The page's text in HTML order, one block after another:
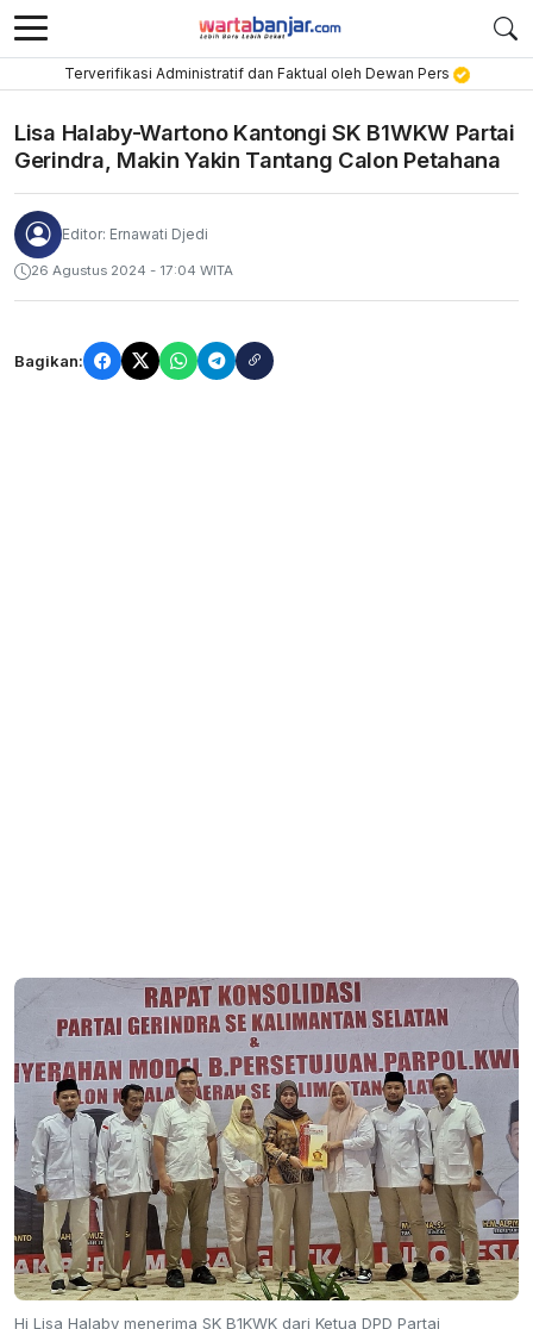
Terverifikasi Administratif dan Faktual oleh Dewan Pers
Lisa Halaby-Wartono Kantongi SK B1WKW Partai
Gerindra, Makin Yakin Tantang Calon Petahana
Editor: Ernawati Djedi
26 Agustus 2024 - 17:04 WITA
Bagikan:
Hj Lisa Halaby menerima SK B1KWK dari Ketua DPD Partai